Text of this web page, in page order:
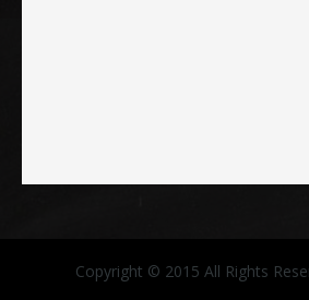
Copyright © 2015 All Rights